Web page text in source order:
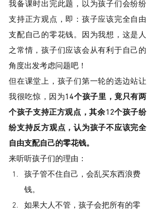
我备课时出完此题，以为孩子们会纷纷
支持正方观点，即：孩子应该完全自由
支配自己的零花钱。因为我想，这是人
之常情，孩子们应该会从有利于自己的
角度出发考虑问题吧！
但在课堂上，孩子们第一轮的选边站让
我很吃惊，因为14个孩子里，竟只有两
个孩子支持正方观点，其余12个孩子纷
纷支持反方观点，认为孩子不应该完全
自由支配自己的零花钱。
来听听孩子们的理由：
孩子管不住自己，会乱买东西浪费
钱。
如果大人不管，孩子会把所有的零